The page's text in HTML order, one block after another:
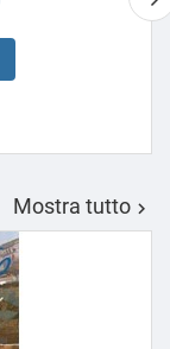
Mostra tutto 